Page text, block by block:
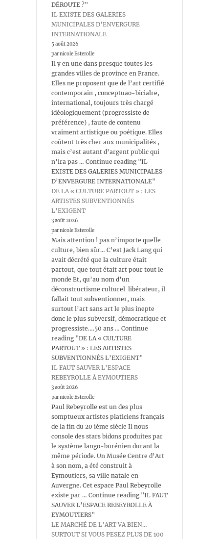
DÉROUTE ?"
IL EXISTE DES GALERIES
MUNICIPALES D’ENVERGURE
INTERNATIONALE
5 août 2026
par nicole Esterolle
Il y en une dans presque toutes les
grandes villes de province en France.
Elles ne proposent que de l’art certifié
contemporain , conceptuao-bicialre,
international, toujours très chargé
idéologiquement (progressiste de
préférence) , faute de contenu
vraiment artistique ou poétique. Elles
coûtent très cher aux municipalités ,
mais c’est autant d’argent public qui
n’ira pas … Continue reading "IL
EXISTE DES GALERIES MUNICIPALES
D’ENVERGURE INTERNATIONALE"
DE LA « CULTURE PARTOUT » : LES
ARTISTES SUBVENTIONNÉS
L’EXIGENT
3 août 2026
par nicole Esterolle
Mais attention ! pas n’importe quelle
culture, bien sûr… C’est Jack Lang qui
avait décrété que la culture était
partout, que tout était art pour tout le
monde Et, qu’au nom d’un
déconstructisme culturel libérateur, il
fallait tout subventionner, mais
surtout l’art sans art le plus inepte
donc le plus subversif, démocratique et
progressiste….50 ans … Continue
reading "DE LA « CULTURE
PARTOUT » : LES ARTISTES
SUBVENTIONNÉS L’EXIGENT"
IL FAUT SAUVER L’ESPACE
REBEYROLLE À EYMOUTIERS
3 août 2026
par nicole Esterolle
Paul Rebeyrolle est un des plus
somptueux artistes platiciens français
de la fin du 20 ième siécle Il nous
console des stars bidons produites par
le système lango-burénien durant la
même période. Un Musée Centre d’Art
à son nom, a été construit à
Eymoutiers, sa ville natale en
Auvergne. Cet espace Paul Rebeyrolle
existe par … Continue reading "IL FAUT
SAUVER L’ESPACE REBEYROLLE À
EYMOUTIERS"
LE MARCHÉ DE L’ART VA BIEN…
SURTOUT SI VOUS PESEZ PLUS DE 100